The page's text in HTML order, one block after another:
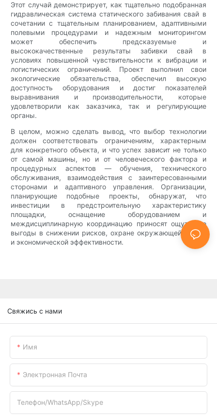
Этот случай демонстрирует, как тщательно подобранная
гидравлическая система статического забивания свай в
сочетании с тщательным планированием, адаптивными
полевыми процедурами и надежным мониторингом
может обеспечить предсказуемые и
высококачественные результаты забивки свай в
условиях повышенной чувствительности к вибрации и
логистических ограничений. Проект выполнил свои
экологические обязательства, обеспечил высокую
доступность оборудования и достиг показателей
выравнивания и производительности, которые
удовлетворили как заказчика, так и регулирующие
органы.
В целом, можно сделать вывод, что выбор технологии
должен соответствовать ограничениям, характерным
для конкретного объекта, и что успех зависит не только
от самой машины, но и от человеческого фактора и
процедурных аспектов — обучения, технического
обслуживания, взаимодействия с заинтересованными
сторонами и адаптивного управления. Организации,
планирующие подобные проекты, обнаружат, что
инвестиции в предстроительную характеристику
площадки, оснащение оборудованием и
междисциплинарную координацию приносят ощутимые
выгоды в снижении рисков, охране окружающей среды
и экономической эффективности.
Свяжись с нами
Имя
Электронная Почта
Телефон/WhatsApp/Skype